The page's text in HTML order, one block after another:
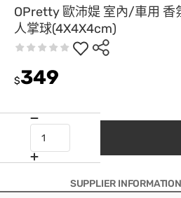
OPretty 歐沛媞 室內/車用 香
人掌球(4X4X4cm)
$349
SUPPLIER